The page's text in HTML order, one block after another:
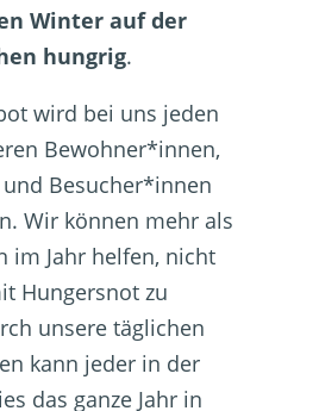
Winter auf der
hungrig.
wird bei uns jeden
Bewohner*innen,
Besucher*innen
Wir können mehr als
im Jahr helfen, nicht
Hungersnot zu
unsere täglichen
kann jeder in der
das ganze Jahr in